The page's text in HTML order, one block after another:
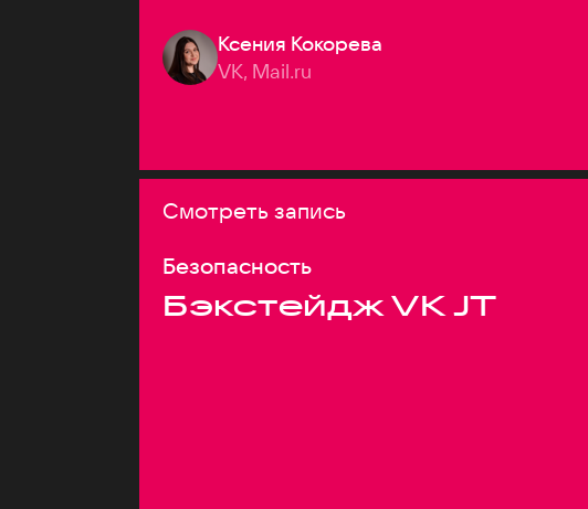
Ксения Кокорева
VK, Mail.ru
Смотреть запись
Безопасность
Бэкстейдж VK JT